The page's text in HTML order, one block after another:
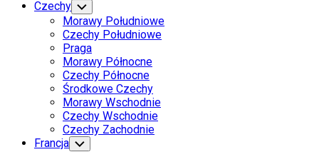
Czechy Toggle
Child
Menu
Morawy Południowe
Czechy Południowe
Praga
Morawy Północne
Czechy Północne
Środkowe Czechy
Morawy Wschodnie
Czechy Wschodnie
Czechy Zachodnie
Francja Toggle